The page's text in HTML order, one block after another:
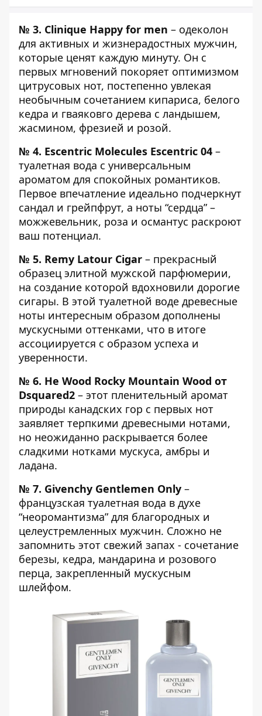
№ 3. Clinique Happy for men – одеколон
для активных и жизнерадостных мужчин,
которые ценят каждую минуту. Он с
первых мгновений покоряет оптимизмом
цитрусовых нот, постепенно увлекая
необычным сочетанием кипариса, белого
кедра и гваяковго дерева с ландышем,
жасмином, фрезией и розой.
№ 4. Escentric Molecules Escentric 04 –
туалетная вода с универсальным
ароматом для спокойных романтиков.
Первое впечатление идеально подчеркнут
сандал и грейпфрут, а ноты “сердца” –
можжевельник, роза и османтус раскроют
ваш потенциал.
№ 5. Remy Latour Cigar – прекрасный
образец элитной мужской парфюмерии,
на создание которой вдохновили дорогие
сигары. В этой туалетной воде древесные
ноты интересным образом дополнены
мускусными оттенками, что в итоге
ассоциируется с образом успеха и
уверенности.
№ 6. He Wood Rocky Mountain Wood от
Dsquared2 – этот пленительный аромат
природы канадских гор с первых нот
заявляет терпкими древесными нотами,
но неожиданно раскрывается более
сладкими нотками мускуса, амбры и
ладана.
№ 7. Givenchy Gentlemen Only –
французская туалетная вода в духе
“неоромантизма” для благородных и
целеустремленных мужчин. Сложно не
запомнить этот свежий запах - сочетание
березы, кедра, мандарина и розового
перца, закрепленный мускусным
шлейфом.